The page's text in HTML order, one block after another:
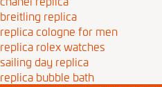
breitling replica
replica cologne for men
replica rolex watches
sailing day replica
replica bubble bath